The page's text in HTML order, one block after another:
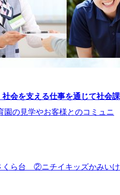
会を支える仕事を通じて社会課
園の見学やお客様とのコミュニ
くら台 ②ニチイキッズかみいけ